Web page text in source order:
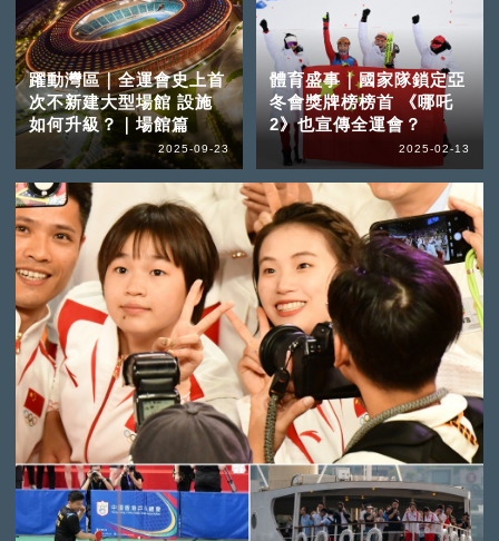
躍動灣區｜全運會史上首
次不新建大型場館 設施
如何升級？｜場館篇
2025-09-23
體育盛事｜國家隊鎖定亞
冬會獎牌榜榜首 《哪吒
2》也宣傳全運會？
2025-02-13